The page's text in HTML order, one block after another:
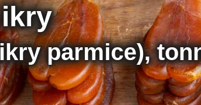
parmice),